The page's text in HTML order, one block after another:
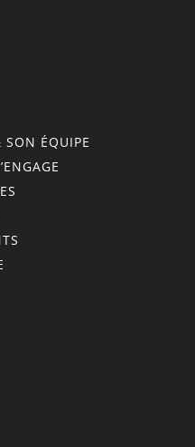
ÉQUIPE